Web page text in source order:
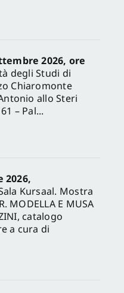
2026, ore
degli Studi di
Chiaromonte
allo Steri
– Pal...
2026,
Kursaal. Mostra
MODELLA E MUSA
catalogo
a cura di